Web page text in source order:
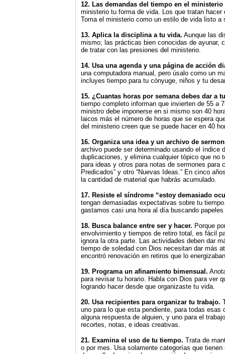
12. Las demandas del tiempo en el
ministerio tu forma de vida. Los que tratan
Toma el ministerio como un estilo de vida listo a
13. Aplica la disciplina a tu vida. Aunque las
mismo; las prácticas bien conocidas de ayunar,
de tratar con las presiones del ministerio.
14. Usa una agenda y una página de acción
una computadora manual, pero úsalo como un
incluyes tiempo para tu cónyuge, niños y tu
15. ¿Cuantas horas por semana debes dar a
tiempo completo informan que invierten de 55 a
ministro debe imponerse en si mismo son 40
laicos más el número de horas que se espera
del ministerio creen que se puede hacer en 40
16. Organiza una idea y un archivo de
archivo puede ser determinado usando el
duplicaciones, y elimina cualquier tópico que
para ideas y otros para notas de sermones para
Predicados” y otro “Nuevas Ideas.” En cinco
la cantidad de material que habrás acumulado.
17. Resiste el síndrome “estoy demasiado
tengan demasiadas expectativas sobre tu
gastamos casi una hora al día buscando
18. Busca balance entre ser y hacer. Porque
envolvimiento y tiempos de retiro total, es fácil
ignora la otra parte. Las actividades deben dar
tiempo de soledad con Dios necesitan dar más
encontró renovación en retiros que lo
19. Programa un afinamiento bimensual.
para revisar tu horario. Habla con Dios para ver
logrando hacer desde que organizaste tu vida.
20. Usa recipientes para organizar tu trabajo.
uno para lo que esta pendiente, para todas
alguna respuesta de alguien, y uno para el
recortes, notas, e ideas creativas.
21. Examina el uso de tu tiempo. Trata de
o por mes. Usa solamente categorías que